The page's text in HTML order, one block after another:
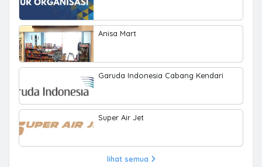
Anisa Mart
Garuda Indonesia Cabang Kendari
Super Air Jet
lihat semua